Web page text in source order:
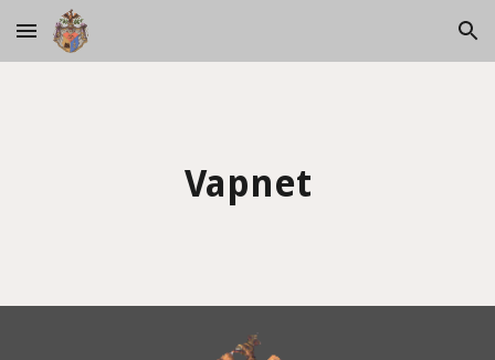
Skip to main content Skip to navigation
Vapnet